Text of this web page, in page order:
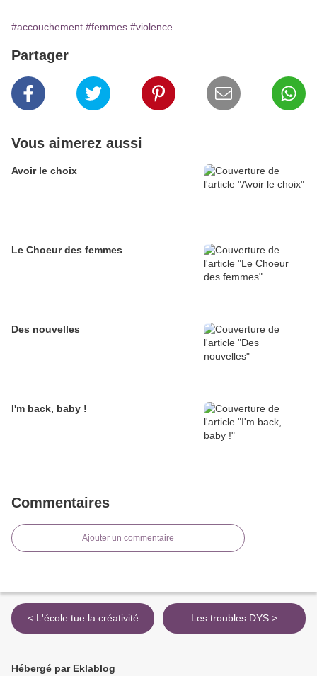
#accouchement #femmes #violence
Partager
Vous aimerez aussi
Avoir le choix
Le Choeur des femmes
Des nouvelles
I'm back, baby !
Commentaires
Ajouter un commentaire
< L'école tue la créativité Les troubles DYS >
Hébergé par Eklablog